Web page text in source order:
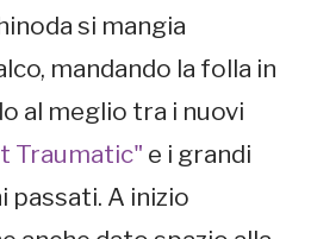
si mangia
mandando la folla in
al meglio tra i nuovi
Traumatic" e i grandi
passati. A inizio